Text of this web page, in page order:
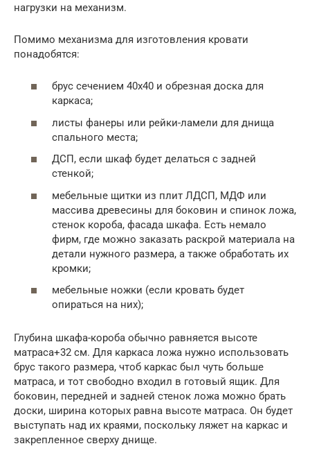
нагрузки на механизм.
Помимо механизма для изготовления кровати
понадобятся:
брус сечением 40х40 и обрезная доска для
каркаса;
листы фанеры или рейки-ламели для днища
спального места;
ДСП, если шкаф будет делаться с задней
стенкой;
мебельные щитки из плит ЛДСП, МДФ или
массива древесины для боковин и спинок ложа,
стенок короба, фасада шкафа. Есть немало
фирм, где можно заказать раскрой материала на
детали нужного размера, а также обработать их
кромки;
мебельные ножки (если кровать будет
опираться на них);
Глубина шкафа-короба обычно равняется высоте
матраса+32 см. Для каркаса ложа нужно использовать
брус такого размера, чтоб каркас был чуть больше
матраса, и тот свободно входил в готовый ящик. Для
боковин, передней и задней стенок ложа можно брать
доски, ширина которых равна высоте матраса. Он будет
выступать над их краями, поскольку ляжет на каркас и
закрепленное сверху днище.